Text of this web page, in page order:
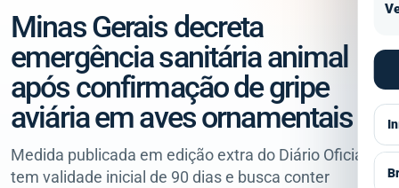
Minas Gerais decreta
emergência sanitária animal
após confirmação de gripe
aviária em aves ornamentais
Medida publicada em edição extra do Diário Oficial
tem validade inicial de 90 dias e busca conter